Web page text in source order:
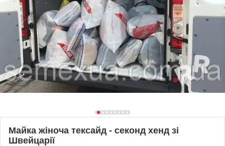
Майка жіноча тексайд - секонд хенд зі
Швейцарії